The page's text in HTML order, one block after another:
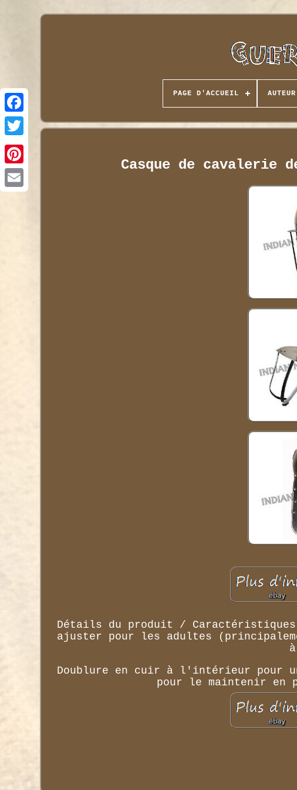
PAGE D'ACCUEIL AUTEUR
Casque de cavalerie
Détails du produit /
ajuster pour les adultes
Doublure en cuir à l'intérieur pour
pour le maintenir en